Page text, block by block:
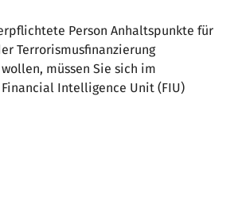
Person Anhaltspunkte für
Terrorismusfinanzierung
müssen Sie sich im
Intelligence Unit (FIU)